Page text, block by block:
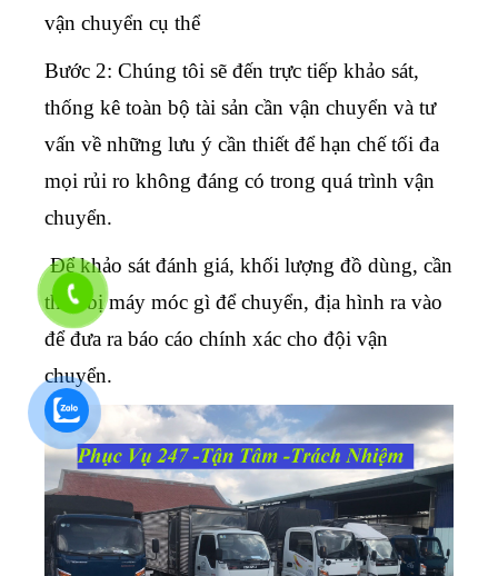
vận chuyển cụ thể
Bước 2: Chúng tôi sẽ đến trực tiếp khảo sát,
thống kê toàn bộ tài sản cần vận chuyển và tư
vấn về những lưu ý cần thiết để hạn chế tối đa
mọi rủi ro không đáng có trong quá trình vận
chuyển.
Để khảo sát đánh giá, khối lượng đồ dùng, cần
thiết bị máy móc gì để chuyển, địa hình ra vào
để đưa ra báo cáo chính xác cho đội vận
chuyển.